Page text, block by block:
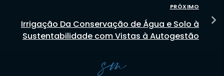
PRÓXIMO
Irrigação Da Conservação de Água e Solo à
Sustentabilidade com Vistas à Autogestão